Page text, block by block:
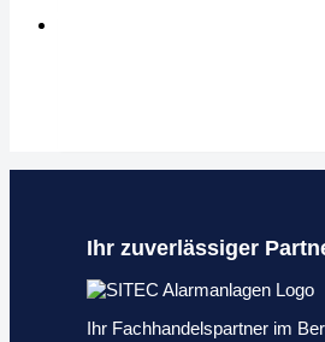
Ihr zuverlässiger
Ihr Fachhandelspartner im